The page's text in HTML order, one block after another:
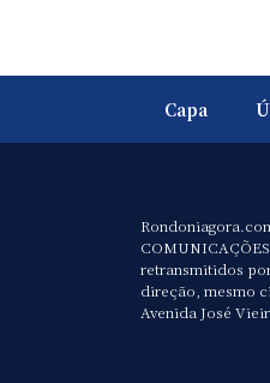
Capa
retransmitidos
direção, mesmo
Avenida José